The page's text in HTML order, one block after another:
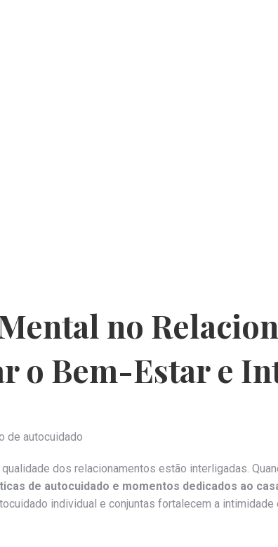
no
o Bem-Estar e
qualidade dos relacionamentos estão interligadas.
de autocuidado e momentos dedicados ao
individual e conjuntas fortalecem a intimidade